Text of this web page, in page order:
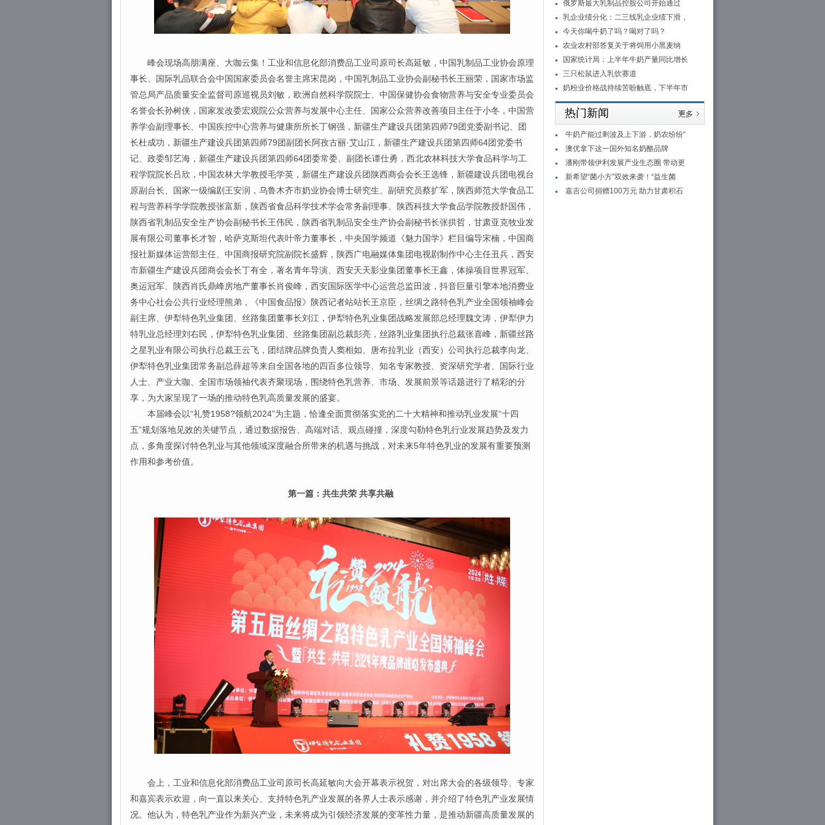
峰会现场高朋满座、大咖云集！工业和信息化部消费品工业司原司长高延敏，中国乳制品工业协会原理
事长、国际乳品联合会中国国家委员会名誉主席宋昆岗，中国乳制品工业协会副秘书长王丽荣，国家市场监
管总局产品质量安全监督司原巡视员刘敏，欧洲自然科学院院士、中国保健协会食物营养与安全专业委员会
名誉会长孙树侠，国家发改委宏观院公众营养与发展中心主任、国家公众营养改善项目主任于小冬，中国营
养学会副理事长、中国疾控中心营养与健康所所长丁钢强，新疆生产建设兵团第四师79团党委副书记、团
长杜成功，新疆生产建设兵团第四师79团副团长阿孜古丽·艾山江，新疆生产建设兵团第四师64团党委书
记、政委邹艺海，新疆生产建设兵团第四师64团委常委、副团长谭仕勇，西北农林科技大学食品科学与工
程学院院长吕欣，中国农林大学教授毛学英，新疆生产建设兵团陕西商会会长王选锋，新疆建设兵团电视台
原副台长、国家一级编剧王安润，乌鲁木齐市奶业协会博士研究生、副研究员蔡扩军，陕西师范大学食品工
程与营养科学学院教授张富新，陕西省食品科学技术学会常务副理事、陕西科技大学食品学院教授舒国伟，
陕西省乳制品安全生产协会副秘书长王伟民，陕西省乳制品安全生产协会副秘书长张拱哲，甘肃亚克牧业发
展有限公司董事长才智，哈萨克斯坦代表叶帝力董事长，中央国学频道《魅力国学》栏目编导宋楠，中国商
报社新媒体运营部主任、中国商报研究院副院长盛辉，陕西广电融媒体集团电视剧制作中心主任丑兵，西安
市新疆生产建设兵团商会会长丁有全，著名青年导演、西安天天影业集团董事长王鑫，体操项目世界冠军、
奥运冠军、陕西肖氏鼎峰房地产董事长肖俊峰，西安国际医学中心运营总监田波，抖音巨量引擎本地消费业
务中心社会公共行业经理熊弟，《中国食品报》陕西记者站站长王京臣，丝绸之路特色乳产业全国领袖峰会
副主席、伊犁特色乳业集团、丝路集团董事长刘江，伊犁特色乳业集团战略发展部总经理魏文涛，伊犁伊力
特乳业总经理刘右民，伊犁特色乳业集团、丝路集团副总裁彭亮，丝路乳业集团执行总裁张喜峰，新疆丝路
之星乳业有限公司执行总裁王云飞，团结牌品牌负责人窦相如、唐布拉乳业（西安）公司执行总裁李向龙、
伊犁特色乳业集团常务副总薛超等来自全国各地的四百多位领导、知名专家教授、资深研究学者、国际行业
人士、产业大咖、全国市场领袖代表齐聚现场，围绕特色乳营养、市场、发展前景等话题进行了精彩的分
享，为大家呈现了一场的推动特色乳高质量发展的盛宴。
本届峰会以“礼赞1958?领航2024”为主题，恰逢全面贯彻落实党的二十大精神和推动乳业发展“十四
五”规划落地见效的关键节点，通过数据报告、高端对话、观点碰撞，深度勾勒特色乳行业发展趋势及发力
点，多角度探讨特色乳业与其他领域深度融合所带来的机遇与挑战，对未来5年特色乳业的发展有重要预测
作用和参考价值。
第一篇：共生共荣 共享共融
会上，工业和信息化部消费品工业司原司长高延敏向大会开幕表示祝贺，对出席大会的各级领导、专家
和嘉宾表示欢迎，向一直以来关心、支持特色乳产业发展的各界人士表示感谢，并介绍了特色乳产业发展情
况。他认为，特色乳产业作为新兴产业，未来将成为引领经济发展的变革性力量，是推动新疆高质量发展的
俄罗斯最大乳制品控股公司开始通过
乳企业绩分化：二三线乳企业绩下滑，
今天你喝牛奶了吗？喝对了吗？
农业农村部答复关于将饲用小黑麦纳
国家统计局：上半年牛奶产量同比增长
三只松鼠进入乳饮赛道
奶粉业价格战持续苦盼触底，下半年市
热门新闻
牛奶产能过剩波及上下游，奶农纷纷“
澳优拿下这一国外知名奶酪品牌
潘刚带领伊利发展产业生态圈 带动更
新希望“菌小方”双效来袭！“益生菌
嘉吉公司捐赠100万元 助力甘肃积石